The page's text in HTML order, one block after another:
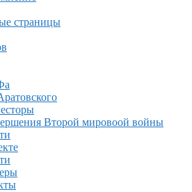
страницы
Второй мировоой войны